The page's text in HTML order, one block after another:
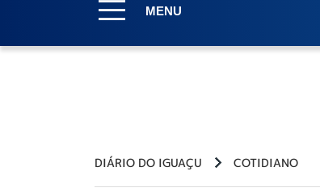
MENU
DIÁRIO DO IGUAÇU COTIDIANO